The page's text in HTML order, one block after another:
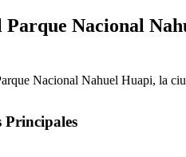
Parque Nacional
Nacional Nahuel Huapi, la
Principales